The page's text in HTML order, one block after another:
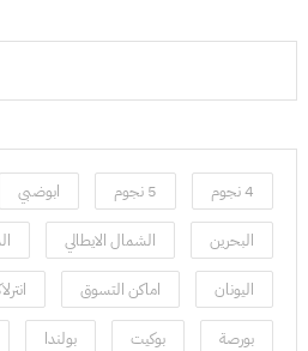
4 نجوم 5 نجوم ابوضبي
البحرين الشمال الايطالي
اليونان اماكن التسوق
بورصة بوكيت بولندا